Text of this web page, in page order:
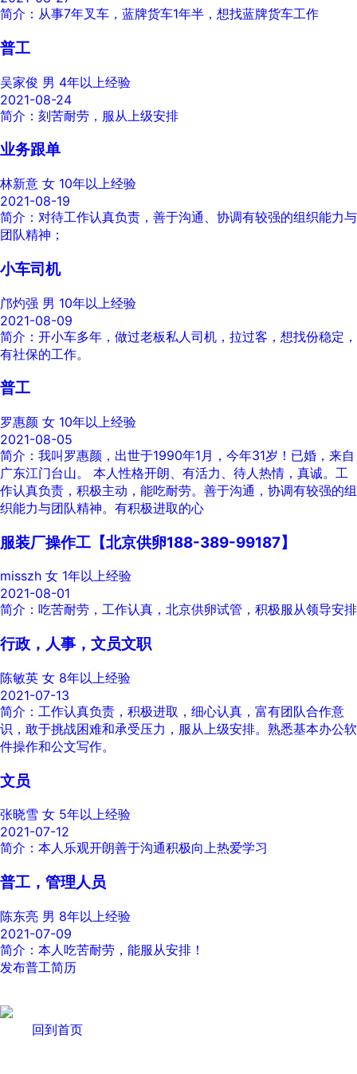
简介：从事7年叉车，蓝牌货车1年半，想找蓝牌货车工作
普工
吴家俊 男 4年以上经验
2021-08-24
简介：刻苦耐劳，服从上级安排
业务跟单
林新意 女 10年以上经验
2021-08-19
简介：对待工作认真负责，善于沟通、协调有较强的组织能力与
团队精神；
小车司机
邝灼强 男 10年以上经验
2021-08-09
简介：开小车多年，做过老板私人司机，拉过客，想找份稳定，
有社保的工作。
普工
罗惠颜 女 10年以上经验
2021-08-05
简介：我叫罗惠颜，出世于1990年1月，今年31岁！已婚，来自
广东江门台山。 本人性格开朗、有活力、待人热情，真诚。工
作认真负责，积极主动，能吃耐劳。善于沟通，协调有较强的组
织能力与团队精神。有积极进取的心
服装厂操作工【北京供卵188-389-99187】
misszh 女 1年以上经验
2021-08-01
简介：吃苦耐劳，工作认真，北京供卵试管，积极服从领导安排
行政，人事，文员文职
陈敏英 女 8年以上经验
2021-07-13
简介：工作认真负责，积极进取，细心认真，富有团队合作意
识，敢于挑战困难和承受压力，服从上级安排。熟悉基本办公软
件操作和公文写作。
文员
张晓雪 女 5年以上经验
2021-07-12
简介：本人乐观开朗善于沟通积极向上热爱学习
普工，管理人员
陈东亮 男 8年以上经验
2021-07-09
简介：本人吃苦耐劳，能服从安排！
发布普工简历
回到首页